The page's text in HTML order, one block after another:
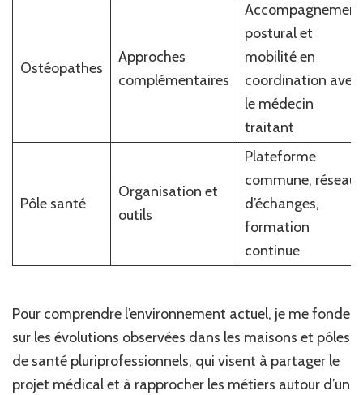
Ostéopathes
Approches
complémentaires
Accompagnement
postural et
mobilité en
coordination avec
le médecin
traitant
Pôle santé
Organisation et
outils
Plateforme
commune, réseau
d’échanges,
formation
continue
Pour comprendre l’environnement actuel, je me fonde
sur les évolutions observées dans les maisons et pôles
de santé pluriprofessionnels, qui visent à partager le
projet médical et à rapprocher les métiers autour d’un